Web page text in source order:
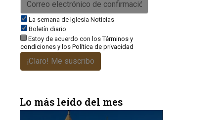
La semana de Iglesia Noticias
Boletín diario
Estoy de acuerdo con losTérminos y
condiciones y los Política de privacidad
¡Claro! Me suscribo
Lo más leído del mes